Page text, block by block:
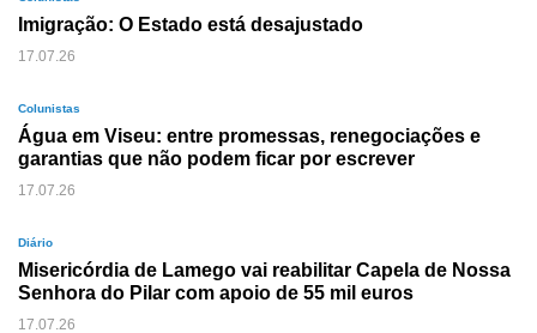
Imigração: O Estado está desajustado
17.07.26
Colunistas
Água em Viseu: entre promessas, renegociações e
garantias que não podem ficar por escrever
17.07.26
Diário
Misericórdia de Lamego vai reabilitar Capela de Nossa
Senhora do Pilar com apoio de 55 mil euros
17.07.26